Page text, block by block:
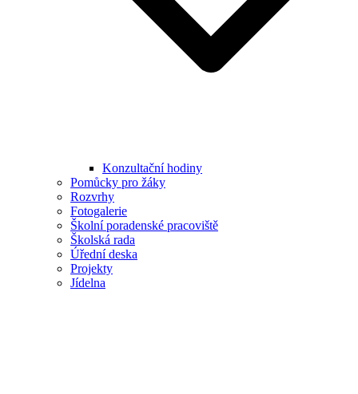
Konzultační hodiny
Pomůcky pro žáky
Rozvrhy
Fotogalerie
Školní poradenské pracoviště
Školská rada
Úřední deska
Projekty
Jídelna